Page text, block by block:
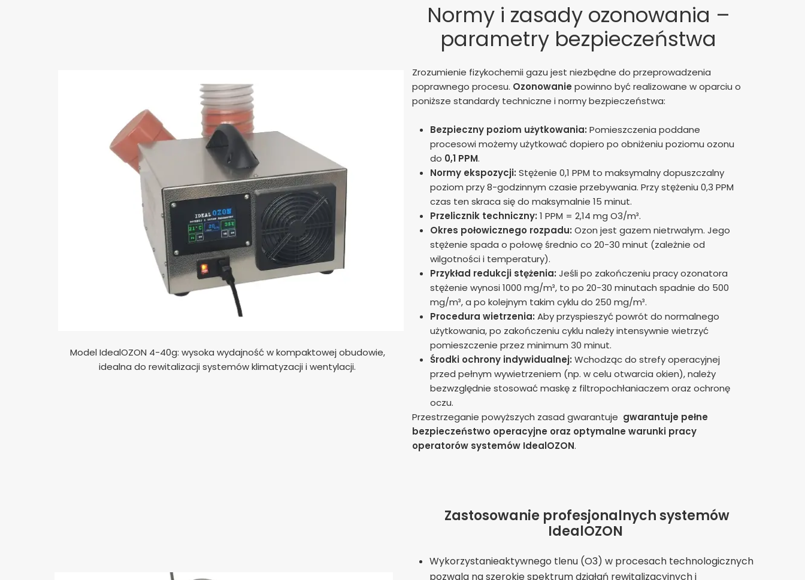
Normy i zasady ozonowania –
parametry bezpieczeństwa
Zrozumienie fizykochemii gazu jest niezbędne do przeprowadzenia
poprawnego procesu. Ozonowanie powinno być realizowane w oparciu o
poniższe standardy techniczne i normy bezpieczeństwa:
Bezpieczny poziom użytkowania: Pomieszczenia poddane
procesowi możemy użytkować dopiero po obniżeniu poziomu ozonu
do 0,1 PPM.
Normy ekspozycji: Stężenie 0,1 PPM to maksymalny dopuszczalny
poziom przy 8-godzinnym czasie przebywania. Przy stężeniu 0,3 PPM
czas ten skraca się do maksymalnie 15 minut.
Przelicznik techniczny: 1 PPM = 2,14 mg O3/m³.
Okres połowicznego rozpadu: Ozon jest gazem nietrwałym. Jego
stężenie spada o połowę średnio co 20-30 minut (zależnie od
wilgotności i temperatury).
Przykład redukcji stężenia: Jeśli po zakończeniu pracy ozonatora
stężenie wynosi 1000 mg/m³, to po 20-30 minutach spadnie do 500
mg/m³, a po kolejnym takim cyklu do 250 mg/m³.
Procedura wietrzenia: Aby przyspieszyć powrót do normalnego
użytkowania, po zakończeniu cyklu należy intensywnie wietrzyć
pomieszczenie przez minimum 30 minut.
Środki ochrony indywidualnej: Wchodząc do strefy operacyjnej
przed pełnym wywietrzeniem (np. w celu otwarcia okien), należy
bezwzględnie stosować maskę z filtropochłaniaczem oraz ochronę
oczu.
Przestrzeganie powyższych zasad gwarantuje gwarantuje pełne
bezpieczeństwo operacyjne oraz optymalne warunki pracy
operatorów systemów IdealOZON.
Model IdealOZON 4-40g: wysoka wydajność w kompaktowej obudowie,
idealna do rewitalizacji systemów klimatyzacji i wentylacji.
Zastosowanie profesjonalnych systemów
IdealOZON
Wykorzystanieaktywnego tlenu (O3) w procesach technologicznych
pozwala na szerokie spektrum działań rewitalizacyjnych i